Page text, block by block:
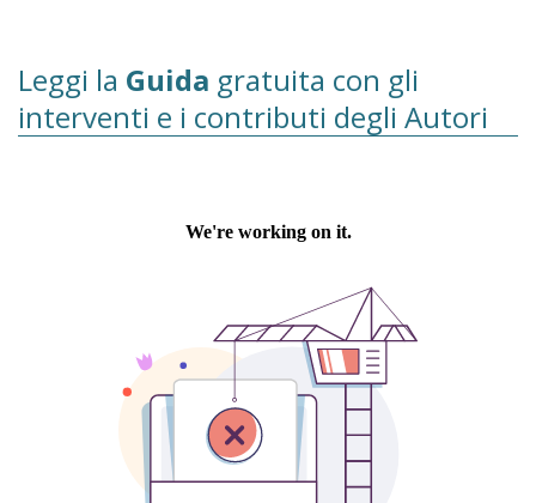
Leggi la Guida gratuita con gli
interventi e i contributi degli Autori